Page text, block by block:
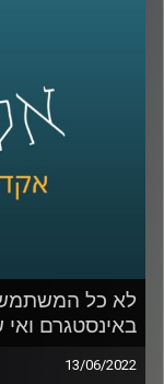
אז האם נעשה
להיות לבן זה
שישאר איתנו
קרדיט תמונות:
לא כל
באינסטגרם ואי
13/06/2022